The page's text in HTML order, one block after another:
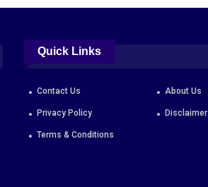
Quick Links
Contact Us About Us
Privacy Policy Disclaimer
Terms & Conditions